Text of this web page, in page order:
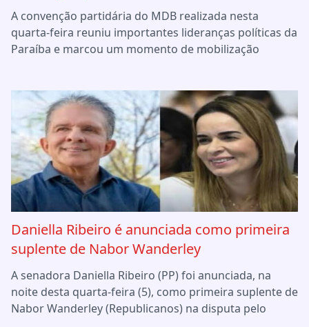
A convenção partidária do MDB realizada nesta
quarta-feira reuniu importantes lideranças políticas da
Paraíba e marcou um momento de mobilização
Daniella Ribeiro é anunciada como primeira
suplente de Nabor Wanderley
A senadora Daniella Ribeiro (PP) foi anunciada, na
noite desta quarta-feira (5), como primeira suplente de
Nabor Wanderley (Republicanos) na disputa pelo